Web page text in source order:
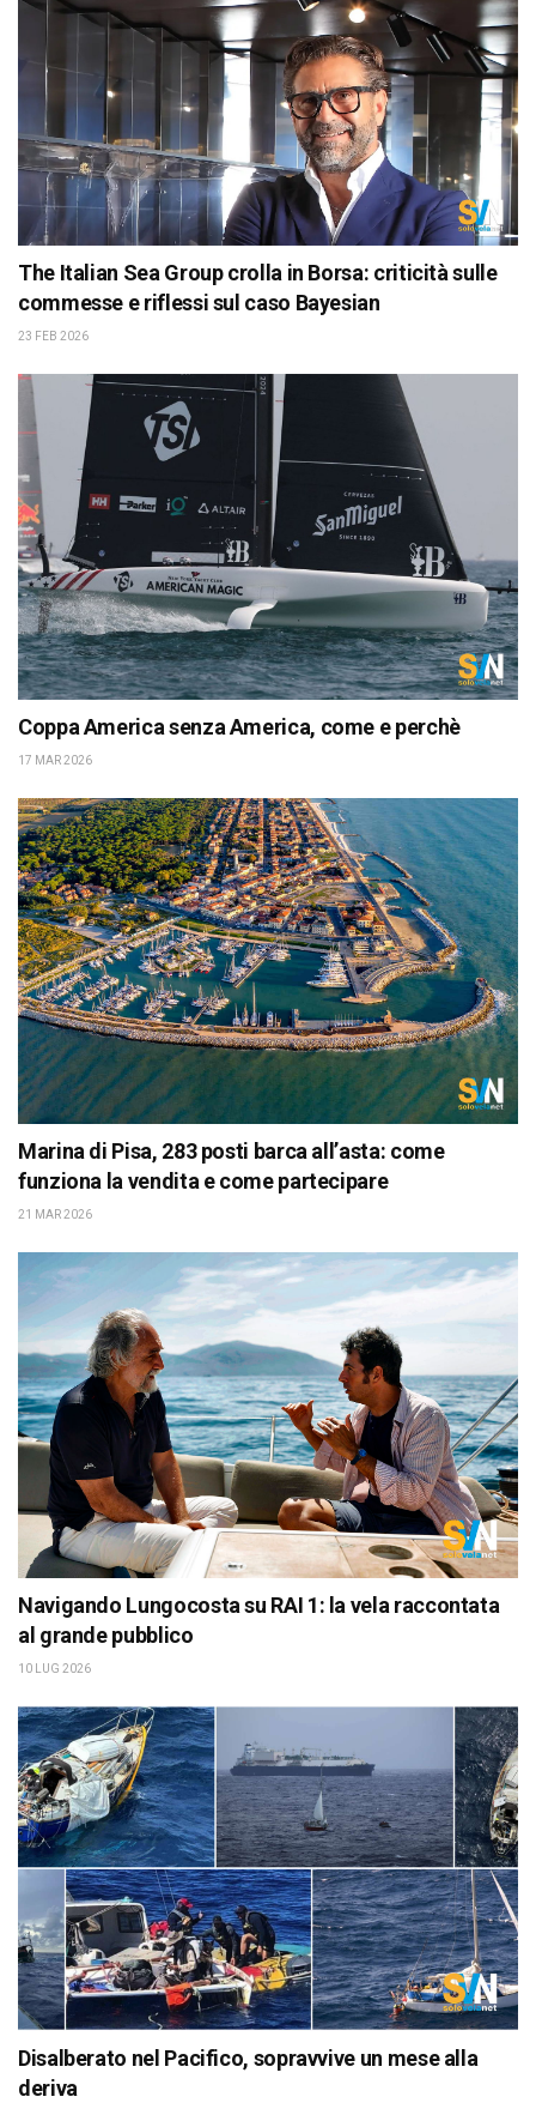
The Italian Sea Group crolla in Borsa: criticità sulle
commesse e riflessi sul caso Bayesian
23 FEB 2026
Coppa America senza America, come e perchè
17 MAR 2026
Marina di Pisa, 283 posti barca all’asta: come
funziona la vendita e come partecipare
21 MAR 2026
Navigando Lungocosta su RAI 1: la vela raccontata
al grande pubblico
10 LUG 2026
Disalberato nel Pacifico, sopravvive un mese alla
deriva